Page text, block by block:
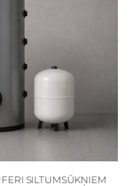
SILTUMSŪKŅIEM